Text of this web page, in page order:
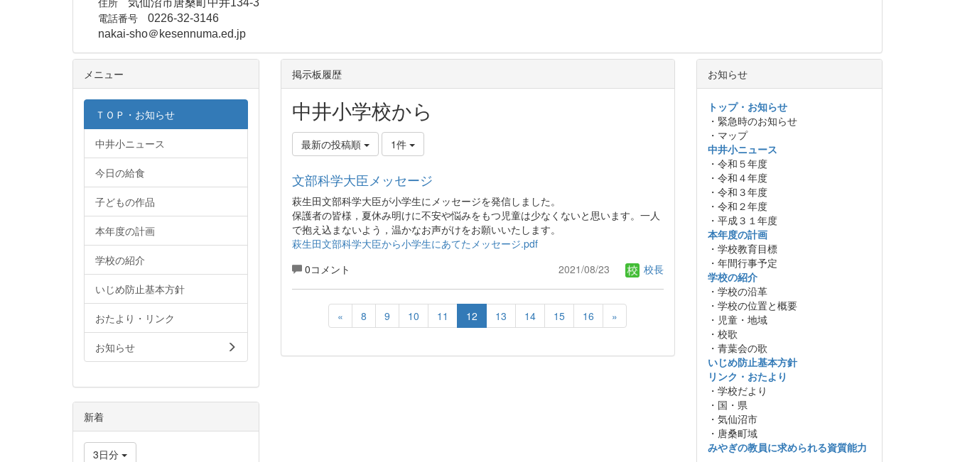
気仙沼市唐桑町中井134-3
電話番号 0226-32-3146
nakai-sho＠kesennuma.ed.jp
掲示板履歴
中井小学校から
最新の投稿順 1件
文部科学大臣メッセージ
萩生田文部科学大臣が小学生にメッセージを発信しました。
保護者の皆様，夏休み明けに不安や悩みをもつ児童は少なくないと思います。一人
で抱え込まないよう，温かなお声がけをお願いいたします。
萩生田文部科学大臣から小学生にあてたメッセージ.pdf
0コメント
2021/08/23 校長
« 8 9 10 11 12 13 14 15 16 »
メニュー
ＴＯＰ・お知らせ
中井小ニュース
今日の給食
子どもの作品
本年度の計画
学校の紹介
いじめ防止基本方針
おたより・リンク
お知らせ
新着
3日分
お知らせ
トップ・お知らせ
・緊急時のお知らせ
・マップ
中井小ニュース
・令和５年度
・令和４年度
・令和３年度
・令和２年度
・平成３１年度
本年度の計画
・学校教育目標
・年間行事予定
学校の紹介
・学校の沿革
・学校の位置と概要
・児童・地域
・校歌
・青葉会の歌
いじめ防止基本方針
リンク・おたより
・学校だより
・国・県
・気仙沼市
・唐桑町域
みやぎの教員に求められる資質能力